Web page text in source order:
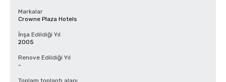
Markalar
Crowne Plaza Hotels
İnşa Edildiği Yıl
2005
Renove Edildiği Yıl
-
Toplam toplantı alanı